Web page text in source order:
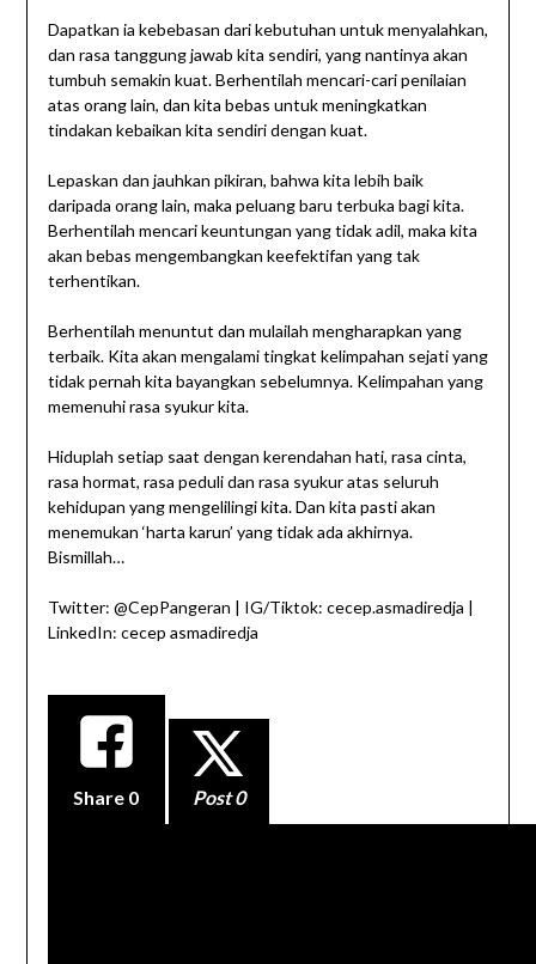
Dapatkan ia kebebasan dari kebutuhan untuk menyalahkan,
dan rasa tanggung jawab kita sendiri, yang nantinya akan
tumbuh semakin kuat. Berhentilah mencari-cari penilaian
atas orang lain, dan kita bebas untuk meningkatkan
tindakan kebaikan kita sendiri dengan kuat.
Lepaskan dan jauhkan pikiran, bahwa kita lebih baik
daripada orang lain, maka peluang baru terbuka bagi kita.
Berhentilah mencari keuntungan yang tidak adil, maka kita
akan bebas mengembangkan keefektifan yang tak
terhentikan.
Berhentilah menuntut dan mulailah mengharapkan yang
terbaik. Kita akan mengalami tingkat kelimpahan sejati yang
tidak pernah kita bayangkan sebelumnya. Kelimpahan yang
memenuhi rasa syukur kita.
Hiduplah setiap saat dengan kerendahan hati, rasa cinta,
rasa hormat, rasa peduli dan rasa syukur atas seluruh
kehidupan yang mengelilingi kita. Dan kita pasti akan
menemukan ‘harta karun’ yang tidak ada akhirnya.
Bismillah…
Twitter: @CepPangeran | IG/Tiktok: cecep.asmadiredja |
LinkedIn: cecep asmadiredja
Share 0 Post 0